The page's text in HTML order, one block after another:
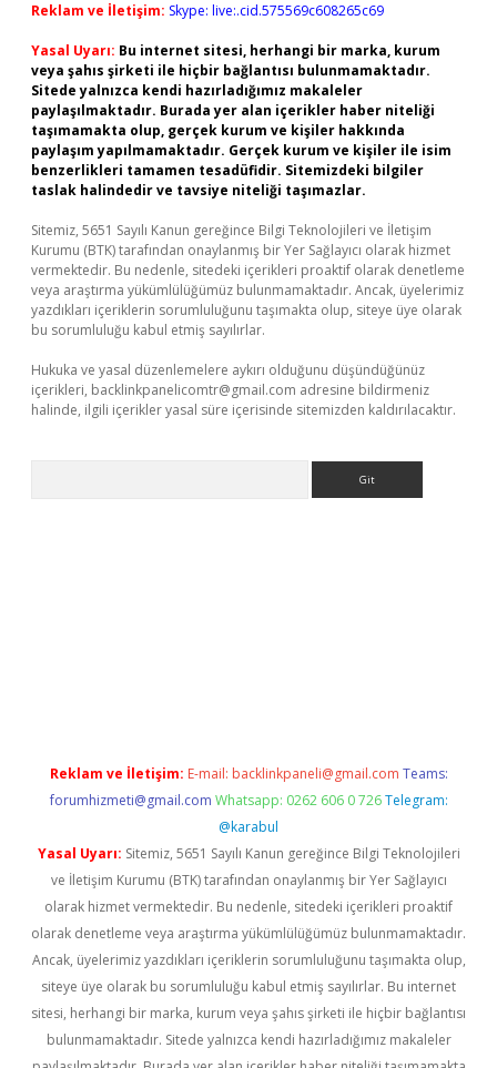
Reklam ve İletişim: Skype: live:.cid.575569c608265c69
Yasal Uyarı: Bu internet sitesi, herhangi bir marka, kurum
veya şahıs şirketi ile hiçbir bağlantısı bulunmamaktadır.
Sitede yalnızca kendi hazırladığımız makaleler
paylaşılmaktadır. Burada yer alan içerikler haber niteliği
taşımamakta olup, gerçek kurum ve kişiler hakkında
paylaşım yapılmamaktadır. Gerçek kurum ve kişiler ile isim
benzerlikleri tamamen tesadüfidir. Sitemizdeki bilgiler
taslak halindedir ve tavsiye niteliği taşımazlar.
Sitemiz, 5651 Sayılı Kanun gereğince Bilgi Teknolojileri ve İletişim
Kurumu (BTK) tarafından onaylanmış bir Yer Sağlayıcı olarak hizmet
vermektedir. Bu nedenle, sitedeki içerikleri proaktif olarak denetleme
veya araştırma yükümlülüğümüz bulunmamaktadır. Ancak, üyelerimiz
yazdıkları içeriklerin sorumluluğunu taşımakta olup, siteye üye olarak
bu sorumluluğu kabul etmiş sayılırlar.
Hukuka ve yasal düzenlemelere aykırı olduğunu düşündüğünüz
içerikleri, backlinkpanelicomtr@gmail.com adresine bildirmeniz
halinde, ilgili içerikler yasal süre içerisinde sitemizden kaldırılacaktır.
Reklam ve İletişim: E-mail: backlinkpaneli@gmail.com Teams:
forumhizmeti@gmail.com Whatsapp: 0262 606 0 726 Telegram:
@karabul
Yasal Uyarı: Sitemiz, 5651 Sayılı Kanun gereğince Bilgi Teknolojileri
ve İletişim Kurumu (BTK) tarafından onaylanmış bir Yer Sağlayıcı
olarak hizmet vermektedir. Bu nedenle, sitedeki içerikleri proaktif
olarak denetleme veya araştırma yükümlülüğümüz bulunmamaktadır.
Ancak, üyelerimiz yazdıkları içeriklerin sorumluluğunu taşımakta olup,
siteye üye olarak bu sorumluluğu kabul etmiş sayılırlar. Bu internet
sitesi, herhangi bir marka, kurum veya şahıs şirketi ile hiçbir bağlantısı
bulunmamaktadır. Sitede yalnızca kendi hazırladığımız makaleler